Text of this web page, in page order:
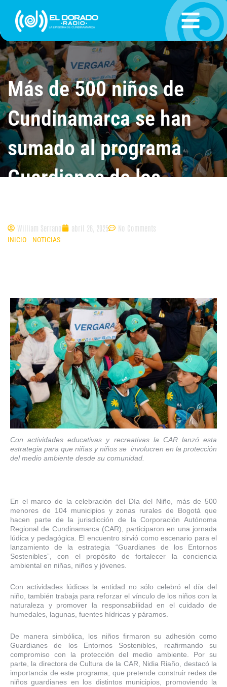
contenido
Más de 500 niños de
Cundinamarca se han
sumado al programa
Guardianes de los
William Serrano abril 26, 2025 No Comments
INICIO NOTICIAS
Con actividades educativas y recreativas la CAR lanzó esta
estrategia para que niñas y niños se involucren en la protección
del medio ambiente desde su comunidad.
En el marco de la celebración del Día del Niño, más de 500
menores de 104 municipios y zonas rurales de Bogotá que
hacen parte de la jurisdicción de la Corporación Autónoma
Regional de Cundinamarca (CAR), participaron en una jornada
lúdica y pedagógica. El encuentro sirvió como escenario para el
lanzamiento de la estrategia “Guardianes de los Entornos
Sostenibles”, con el propósito de fortalecer la conciencia
ambiental en niñas, niños y jóvenes.
Con actividades lúdicas la entidad no sólo celebró el día del
niño, también trabaja para reforzar el vínculo de los niños con la
naturaleza y promover la responsabilidad en el cuidado de
humedales, lagunas, fuentes hídricas y páramos.
De manera simbólica, los niños firmaron su adhesión como
Guardianes de los Entornos Sostenibles, reafirmando su
compromiso con la protección del medio ambiente. Por su
parte, la directora de Cultura de la CAR, Nidia Riaño, destacó la
importancia de este programa, que pretende construir redes de
niños guardianes en los distintos municipios, promoviendo la